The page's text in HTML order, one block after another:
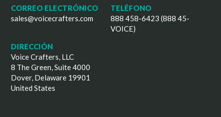
CORREO ELECTRÓNICO
sales@voicecrafters.com
TELÉFONO
888 458-6423 (888 45-
VOICE)
DIRECCIÓN
Voice Crafters, LLC
8 The Green, Suite 4000
Dover, Delaware 19901
United States